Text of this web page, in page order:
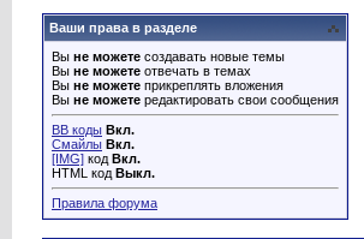
Ваши права в разделе
Вы не можете создавать новые темы
Вы не можете отвечать в темах
Вы не можете прикреплять вложения
Вы не можете редактировать свои сообщения
BB коды Вкл.
Смайлы Вкл.
[IMG] код Вкл.
HTML код Выкл.
Правила форума